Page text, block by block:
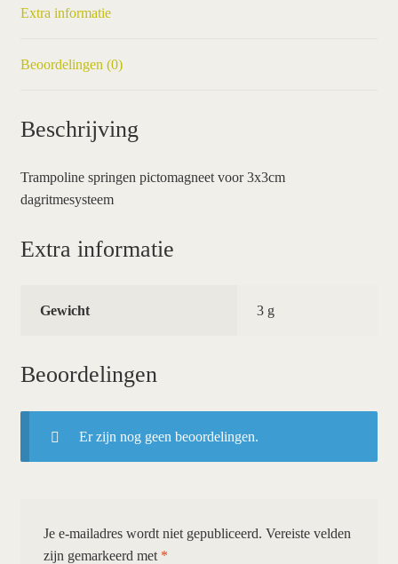
Extra informatie
Beoordelingen (0)
Beschrijving
Trampoline springen pictomagneet voor 3x3cm
dagritmesysteem
Extra informatie
Gewicht 3 g
Beoordelingen
Er zijn nog geen beoordelingen.
Je e-mailadres wordt niet gepubliceerd. Vereiste velden
zijn gemarkeerd met *